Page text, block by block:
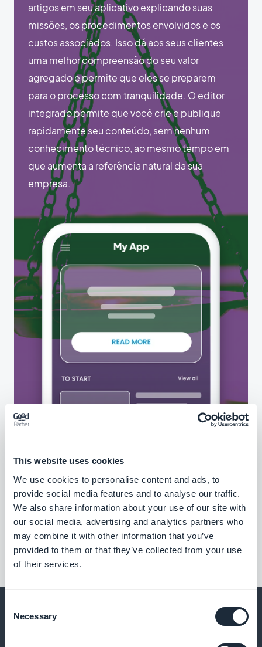
This website uses cookies
We use cookies to personalise content and ads, to
provide social media features and to analyse our traffic.
We also share information about your use of our site with
our social media, advertising and analytics partners who
may combine it with other information that you’ve
provided to them or that they’ve collected from your use
of their services.
Selection
Necessary
artigos em seu aplicativo explicando suas
missões, os procedimentos envolvidos e os
custos associados. Isso dá aos seus clientes
uma melhor compreensão do seu valor
agregado e permite que eles se preparem
para o processo com tranquilidade. O editor
integrado permite que você crie e publique
rapidamente seu conteúdo, sem nenhum
conhecimento técnico, ao mesmo tempo em
que aumenta a referência natural da sua
empresa.